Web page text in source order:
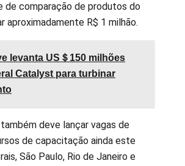
de comparação de produtos do
aproximadamente R$ 1 milhão.
levanta US＄150 milhões
Catalyst para turbinar
deve lançar vagas de
de capacitação ainda este
São Paulo, Rio de Janeiro e